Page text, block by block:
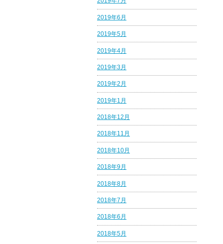
2019年6月
2019年5月
2019年4月
2019年3月
2019年2月
2019年1月
2018年12月
2018年11月
2018年10月
2018年9月
2018年8月
2018年7月
2018年6月
2018年5月